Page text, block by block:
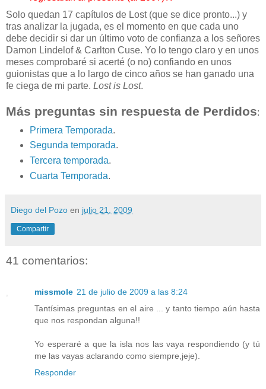
Solo quedan 17 capítulos de Lost (que se dice pronto...) y
tras analizar la jugada, es el momento en que cada uno
debe decidir si dar un último voto de confianza a los señores
Damon Lindelof & Carlton Cuse. Yo lo tengo claro y en unos
meses comprobaré si acerté (o no) confiando en unos
guionistas que a lo largo de cinco años se han ganado una
fe ciega de mi parte. Lost is Lost.
Más preguntas sin respuesta de Perdidos:
Primera Temporada.
Segunda temporada.
Tercera temporada.
Cuarta Temporada.
Diego del Pozo en julio 21, 2009
Compartir
41 comentarios:
missmole 21 de julio de 2009 a las 8:24
Tantísimas preguntas en el aire ... y tanto tiempo aún hasta
que nos respondan alguna!!
Yo esperaré a que la isla nos las vaya respondiendo (y tú
me las vayas aclarando como siempre,jeje).
Responder